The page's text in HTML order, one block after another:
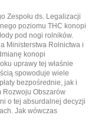
Zespołu ds. Legalizacji
poziomu THC konopi
pod nogi rolników.
Ministerstwa Rolnictwa i
konopi
uprawy tej właśnie
spowoduje wiele
bezpośrednie, jak i
Rozwoju Obszarów
o tej absurdalnej decyzji
Jak wówczas